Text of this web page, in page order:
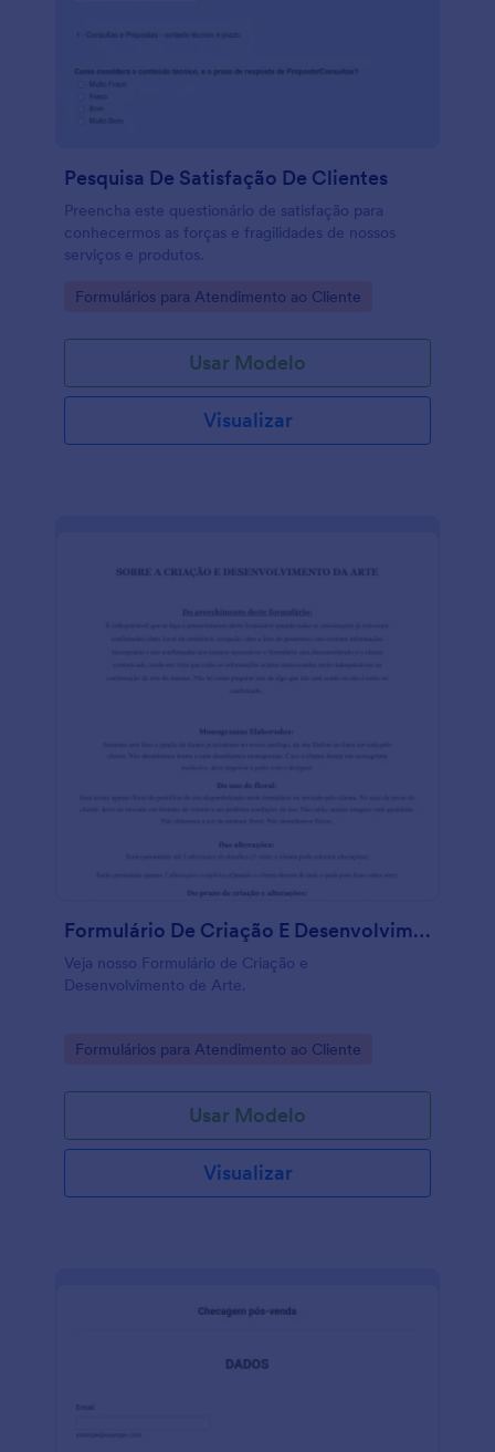
Pesquisa De Satisfação De Clientes
Preencha este questionário de satisfação para
conhecermos as forças e fragilidades de nossos
serviços e produtos.
Go to Category:
Formulários para Atendimento ao Cliente
Usar Modelo
Visualizar
Formulário De Criação E Desenvolvimento De Arte
Veja nosso Formulário de Criação e
Desenvolvimento de Arte.
Go to Category:
Formulários para Atendimento ao Cliente
Usar Modelo
Visualizar